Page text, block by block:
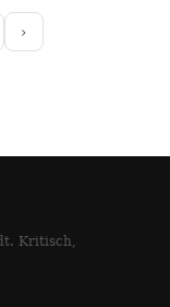
›
Kritisch,